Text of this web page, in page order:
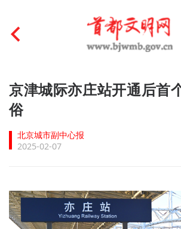
首页
文明创建
文明实践
未成年人思想道德建设
榜样人物
京津城际亦庄站开通后首
俗
北京城市副中心报
2025-02-07